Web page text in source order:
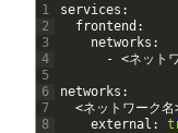
1
2
3
4
5
6
7
8
services :
frontend :
networks :
- <ネット
networks :
<ネットワーク名
external :